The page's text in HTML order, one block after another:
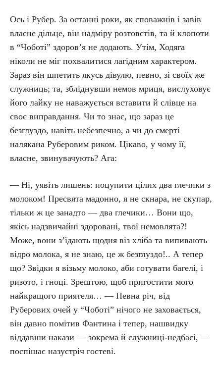
Ось і Рубер. За останні роки, як споважнів і завів
власне дільце, він надміру розтовстів, та й клопоти
в “Чоботі” здоров’я не додають. Утім, Ходяга
ніколи не міг похвалитися лагідним характером.
Зараз він шпетить якусь дівулю, певно, зі своїх же
служниць; та, збліднувши немов мриця, вислуховує
його лайку не наважується вставити й слівце на
своє виправдання. Чи то знає, що зараз це
безглуздо, навіть небезпечно, а чи до смерті
налякана Руберовим риком. Цікаво, у чому її,
власне, звинувачують? Ага:
— Ні, уявіть лишень: поцупити цілих два глечики з
молоком! Пресвята мадонно, я не скнара, не скупар,
тільки ж це занадто — два глечики… Вони що,
якісь надзвичайні здоровані, твої немовлята?!
Може, вони з’їдають щодня віз хліба та випивають
відро молока, я не знаю, це ж безглуздо!.. А тепер
що? Звідки я візьму молоко, аби готувати багелі, і
ризото, і гноці. Зрештою, щоб пригостити мого
найкращого приятеля… — Певна річ, від
Руберових очей у “Чоботі” нічого не заховається,
він давно помітив Фантина і тепер, нашвидку
віддавши накази — зокрема й служниці-недбасі, —
поспішає назустріч гостеві.